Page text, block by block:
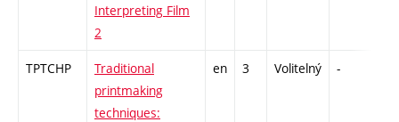
Interpreting Film
2
TPTCHP
Traditional
printmaking
techniques:
en 3 Volitelný -